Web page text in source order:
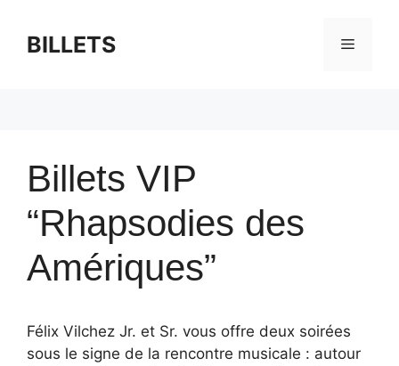
contentBILLETS Menu
Billets VIP
“Rhapsodies des
Amériques”
Félix Vilchez Jr. et Sr. vous offre deux soirées
sous le signe de la rencontre musicale : autour